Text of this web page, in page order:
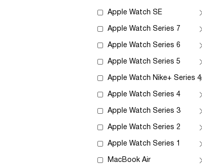
Apple Watch SE
Apple Watch Series 7
Apple Watch Series 6
Apple Watch Series 5
Apple Watch Nike+ Series 4
Apple Watch Series 4
Apple Watch Series 3
Apple Watch Series 2
Apple Watch Series 1
MacBook Air